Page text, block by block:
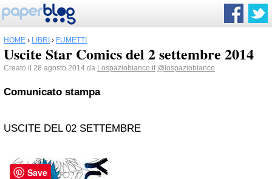
HOME › LIBRI › FUMETTI
Uscite Star Comics del 2 settembre 2014
Creato il 28 agosto 2014 da Lospaziobianco.it @lospaziobianco
Comunicato stampa
USCITE DEL 02 SETTEMBRE
Save